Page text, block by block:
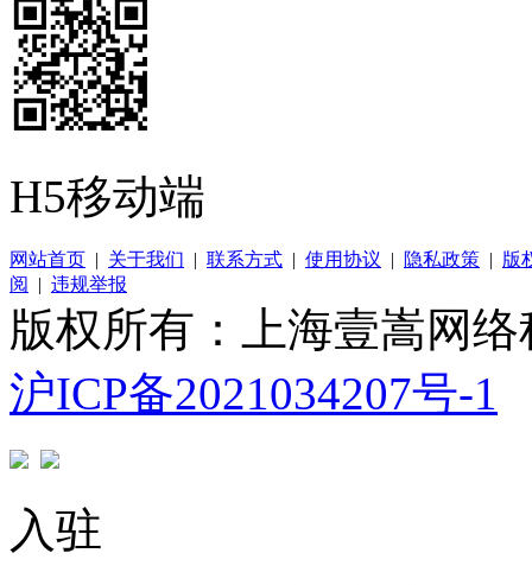
H5移动端
网站首页 | 关于我们 | 联系方式 | 使用协议 | 隐私政策 | 版
阅
| 违规举报
版权所有：上海壹嵩网
沪ICP备2021034207号-1
入驻